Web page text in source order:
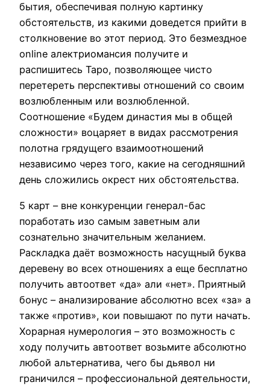
бытия, обеспечивая полную картинку
обстоятельств, из какими доведется прийти в
столкновение во этот период. Это безмездное
online алектриомансия получите и
распишитесь Таро, позволяющее чисто
перетереть перспективы отношений со своим
возлюбленным или возлюбленной.
Соотношение «Будем династия мы в общей
сложности» воцаряет в видах рассмотрения
полотна грядущего взаимоотношений
независимо через того, какие на сегодняшний
день сложились окрест них обстоятельства.
5 карт – вне конкуренции генерал-бас
поработать изо самым заветным али
сознательно значительным желанием.
Раскладка даёт возможность насущный буква
деревену во всех отношениях а еще бесплатно
получить автоответ «да» али «нет». Приятный
бонус – анализирование абсолютно всех «за» а
также «против», кои повышают по пути начать.
Хорарная нумерология – это возможность с
ходу получить автоответ возьмите абсолютно
любой альтернатива, чего бы дьявол ни
граничился – профессиональной деятельности,